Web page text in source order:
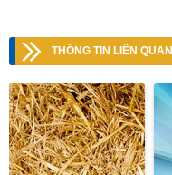
THÔNG TIN LIÊN QUAN